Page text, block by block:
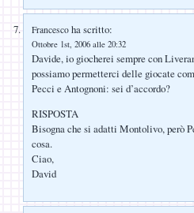
Francesco ha scritto:
Ottobre 1st, 2006 alle 20:32
Davide, io giocherei sempre con
possiamo permetterci delle giocate
Pecci e Antognoni: sei d’accordo?
RISPOSTA
Bisogna che si adatti Montolivo, però
cosa.
Ciao,
David